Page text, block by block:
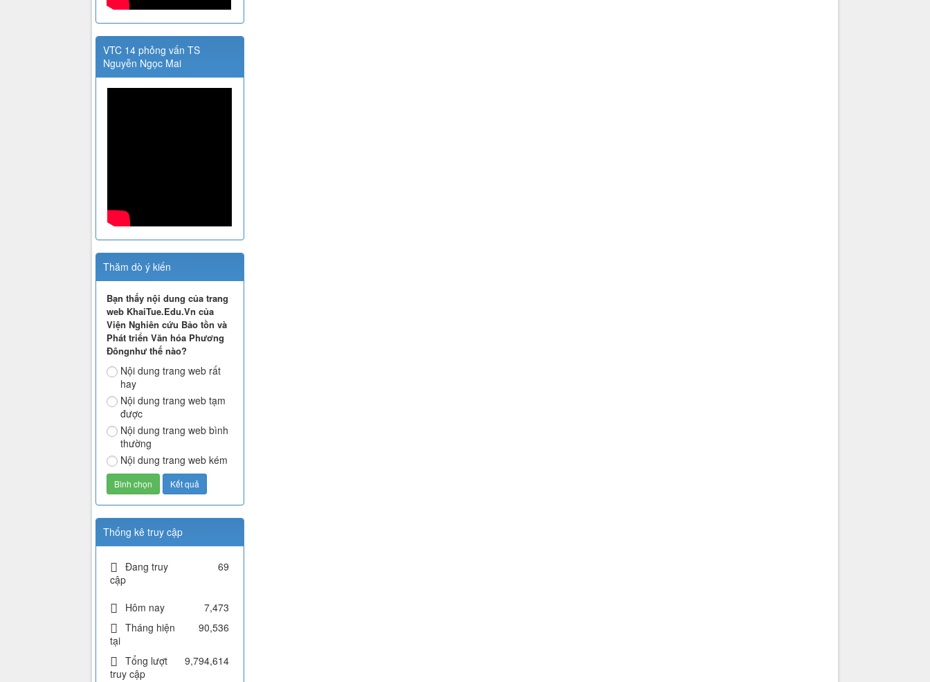
VTC 14 phỏng vấn TS
Nguyễn Ngọc Mai
Thăm dò ý kiến
Bạn thấy nội dung của trang
web KhaiTue.Edu.Vn của
Viện Nghiên cứu Bảo tồn và
Phát triển Văn hóa Phương
Đôngnhư thế nào?
Nội dung trang web rất
hay
Nội dung trang web tạm
được
Nội dung trang web bình
thường
Nội dung trang web kém
Thống kê truy cập
Đang truy
cập
69
Hôm nay
7,473
Tháng hiện
tại
90,536
Tổng lượt
truy cập
9,794,614